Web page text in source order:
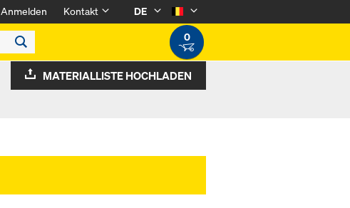
Anmelden Kontakt
DE
0
MATERIALLISTE HOCHLADEN